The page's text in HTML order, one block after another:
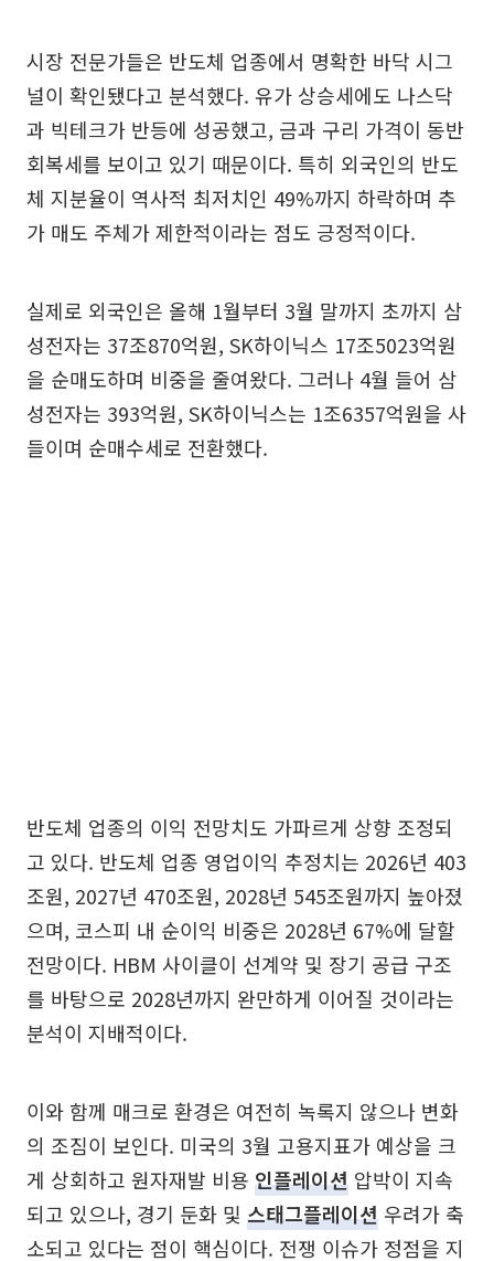
시장 전문가들은 반도체 업종에서 명확한 바닥 시그
널이 확인됐다고 분석했다. 유가 상승세에도 나스닥
과 빅테크가 반등에 성공했고, 금과 구리 가격이 동반
회복세를 보이고 있기 때문이다. 특히 외국인의 반도
체 지분율이 역사적 최저치인 49%까지 하락하며 추
가 매도 주체가 제한적이라는 점도 긍정적이다.
실제로 외국인은 올해 1월부터 3월 말까지 초까지 삼
성전자는 37조870억원, SK하이닉스 17조5023억원
을 순매도하며 비중을 줄여왔다. 그러나 4월 들어 삼
성전자는 393억원, SK하이닉스는 1조6357억원을 사
들이며 순매수세로 전환했다.
반도체 업종의 이익 전망치도 가파르게 상향 조정되
고 있다. 반도체 업종 영업이익 추정치는 2026년 403
조원, 2027년 470조원, 2028년 545조원까지 높아졌
으며, 코스피 내 순이익 비중은 2028년 67%에 달할
전망이다. HBM 사이클이 선계약 및 장기 공급 구조
를 바탕으로 2028년까지 완만하게 이어질 것이라는
분석이 지배적이다.
이와 함께 매크로 환경은 여전히 녹록지 않으나 변화
의 조짐이 보인다. 미국의 3월 고용지표가 예상을 크
게 상회하고 원자재발 비용 인플레이션 압박이 지속
되고 있으나, 경기 둔화 및 스태그플레이션 우려가 축
소되고 있다는 점이 핵심이다. 전쟁 이슈가 정점을 지